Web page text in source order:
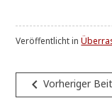
Veröffentlicht in
navigate_beforeVorheriger